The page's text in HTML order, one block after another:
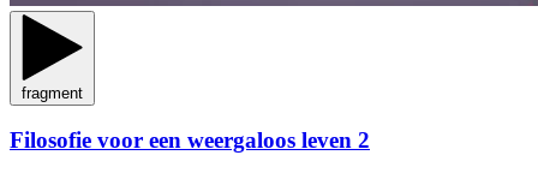
fragment
Filosofie voor een weergaloos leven 2